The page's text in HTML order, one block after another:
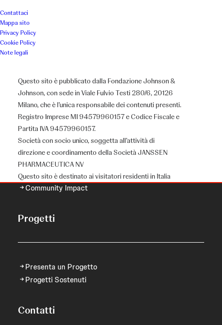
Contattaci
Mappa sito
Privacy Policy
Cookie Policy
Note legali
Questo sito è pubblicato dalla Fondazione Johnson &
Johnson, con sede in Viale Fulvio Testi 280/6, 20126
Milano, che è l’unica responsabile dei contenuti presenti.
Registro Imprese MI 94579960157 e Codice Fiscale e
Partita IVA 94579960157.
Società con socio unico, soggetta all’attività di
direzione e coordinamento della Società JANSSEN
PHARMACEUTICA NV
Questo sito è destinato ai visitatori residenti in Italia
Chi siamo
Il Gruppo J&J
Il Nostro Credo
Community Impact
Progetti
Presenta un Progetto
Progetti Sostenuti
Contatti